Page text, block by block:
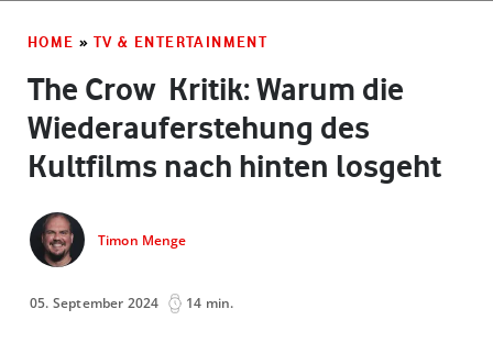
HOME » TV & ENTERTAINMENT
The Crow ­ Kritik: Warum die
Wiederauferstehung des
Kultfilms nach hinten losgeht
Timon Menge
05. September 2024 14 min.